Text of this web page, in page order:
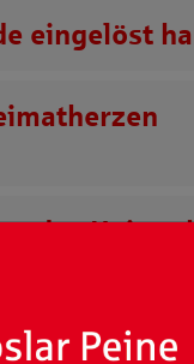
eingelöst
das
nicht